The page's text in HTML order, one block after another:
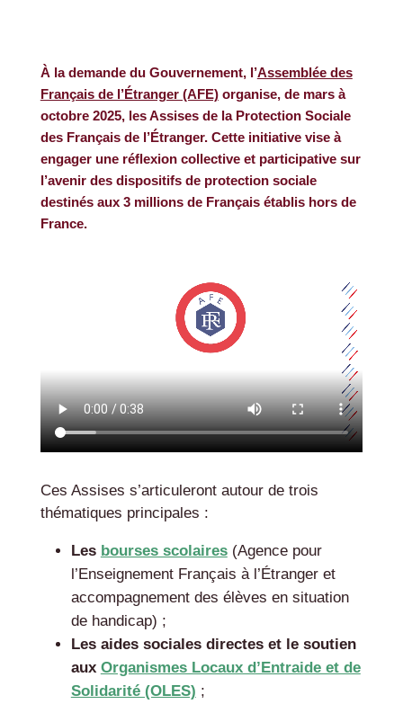
À la demande du Gouvernement, l’Assemblée des
Français de l’Étranger (AFE)organise, de mars à
octobre 2025, les Assises de la Protection Sociale
des Français de l’Étranger. Cette initiative vise à
engager une réflexion collective et participative sur
l’avenir des dispositifs de protection sociale
destinés aux 3 millions de Français établis hors de
France.
Ces Assises s’articuleront autour de trois
thématiques principales :
Les bourses scolaires(Agence pour
l’Enseignement Français à l’Étranger et
accompagnement des élèves en situation
de handicap) ;
Les aides sociales directes et le soutien
aux Organismes Locaux d’Entraide et de
Solidarité (OLES) ;